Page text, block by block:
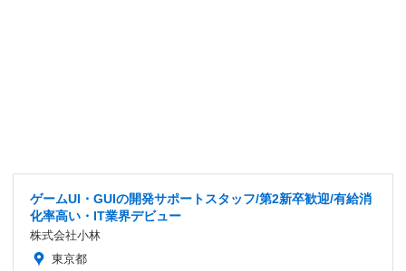
ゲームUI・GUIの開発サポートスタッフ/第2新卒歓迎/有給消
化率高い・IT業界デビュー
株式会社小林
東京都